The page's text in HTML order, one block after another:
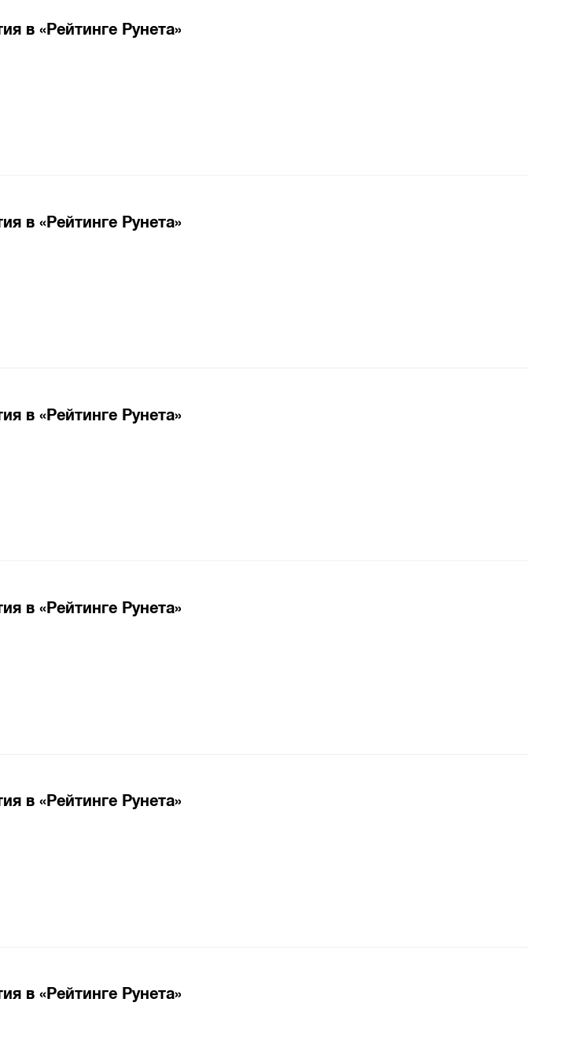
в «Рейтинге Рунета»
в «Рейтинге Рунета»
в «Рейтинге Рунета»
в «Рейтинге Рунета»
в «Рейтинге Рунета»
в «Рейтинге Рунета»